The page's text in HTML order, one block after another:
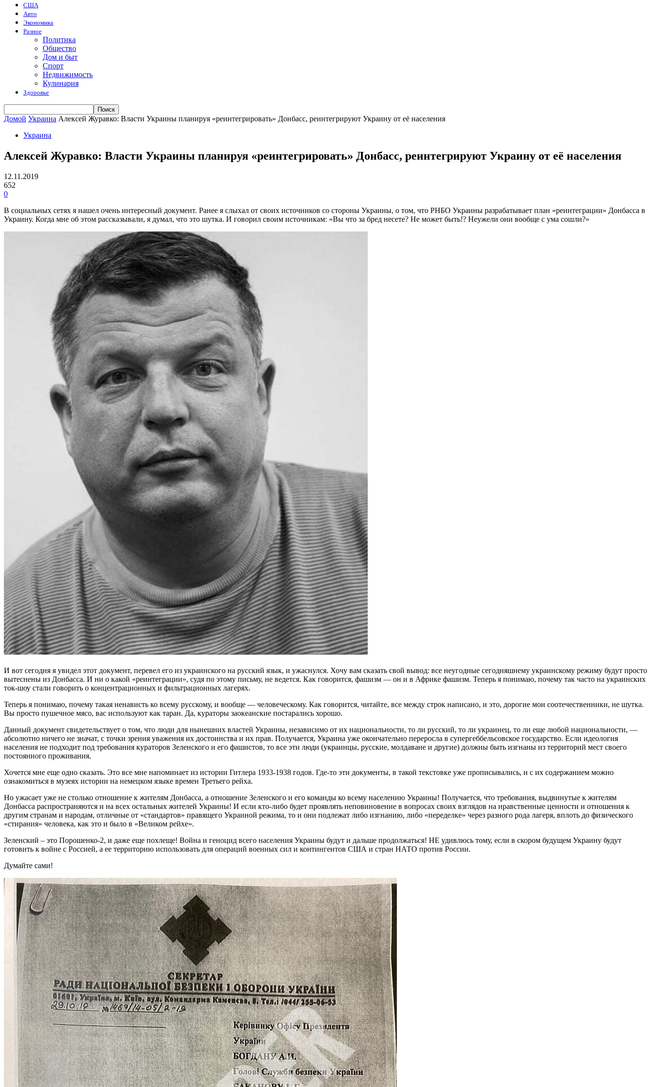
США
Авто
Экономика
Разное
Политика
Общество
Дом и быт
Спорт
Недвижимость
Кулинария
Здоровье
Домой Украина Алексей Журавко: Власти Украины планируя «реинтегрировать» Донбасс, реинтегрируют Украину от её населения
Украина
Алексей Журавко: Власти Украины планируя «реинтегрировать» Донбасс, реинтегрируют Украину от её населения
12.11.2019
652
0
В социальных сетях я нашел очень интересный документ. Ранее я слыхал от своих источников со стороны Украины, о том, что РНБО Украины разрабатывает план «реинтеграции» Донбасса в
Украину. Когда мне об этом рассказывали, я думал, что это шутка. И говорил своим источникам: «Вы что за бред несете? Не может быть!? Неужели они вообще с ума сошли?»
И вот сегодня я увидел этот документ, перевел его из украинского на русский язык, и ужаснулся. Хочу вам сказать свой вывод: все неугодные сегодняшнему украинскому режиму будут просто
вытеснены из Донбасса. И ни о какой «реинтеграции», судя по этому письму, не ведется. Как говорится, фашизм — он и в Африке фашизм. Теперь я понимаю, почему так часто на украинских
ток-шоу стали говорить о концентрационных и фильтрационных лагерях.
Теперь я понимаю, почему такая ненависть ко всему русскому, и вообще — человеческому. Как говорится, читайте, все между строк написано, и это, дорогие мои соотечественники, не шутка.
Вы просто пушечное мясо, вас используют как таран. Да, кураторы заокеанские постарались хорошо.
Данный документ свидетельствует о том, что люди для нынешних властей Украины, независимо от их национальности, то ли русский, то ли украинец, то ли еще любой национальности, —
абсолютно ничего не значат, с точки зрения уважения их достоинства и их прав. Получается, Украина уже окончательно переросла в супергеббельсовское государство. Если идеология
населения не подходит под требования кураторов Зеленского и его фашистов, то все эти люди (украинцы, русские, молдаване и другие) должны быть изгнаны из территорий мест своего
постоянного проживания.
Хочется мне еще одно сказать. Это все мне напоминает из истории Гитлера 1933-1938 годов. Где-то эти документы, в такой текстовке уже прописывались, и с их содержанием можно
ознакомиться в музеях истории на немецком языке времен Третьего рейха.
Но ужасает уже не столько отношение к жителям Донбасса, а отношение Зеленского и его команды ко всему населению Украины! Получается, что требования, выдвинутые к жителям
Донбасса распространяются и на всех остальных жителей Украины! И если кто-либо будет проявлять неповиновение в вопросах своих взглядов на нравственные ценности и отношения к
другим странам и народам, отличные от «стандартов» правящего Украиной режима, то и они подлежат либо изгнанию, либо «переделке» через разного рода лагеря, вплоть до физического
«стирания» человека, как это и было в «Великом рейхе».
Зеленский – это Порошенко-2, и даже еще похлеще! Война и геноцид всего населения Украины будут и дальше продолжаться! НЕ удивлюсь тому, если в скором будущем Украину будут
готовить к войне с Россией, а ее территорию использовать для операций военных сил и контингентов США и стран НАТО против России.
Думайте сами!